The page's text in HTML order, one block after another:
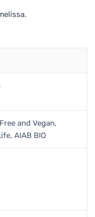
and Vegan,
AIAB BIO